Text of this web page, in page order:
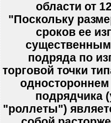
области от
"Поскольку
сроков ее
подряда по
торговой точки
подрядчика
"роллеты")